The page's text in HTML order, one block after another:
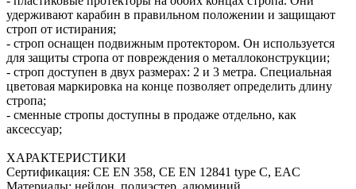
удерживают карабин в правильном положении и защищают
строп от истирания;
- строп оснащен подвижным протектором. Он используется
для защиты стропа от повреждения о металлоконструкции;
- строп доступен в двух размерах: 2 и 3 метра. Специальная
цветовая маркировка на конце позволяет определить длину
стропа;
- сменные стропы доступны в продаже отдельно, как
аксессуар;
ХАРАКТЕРИСТИКИ
Сертификация: CE EN 358, CE EN 12841 type C, EAC
Материалы: нейлон, полиэстер, алюминий